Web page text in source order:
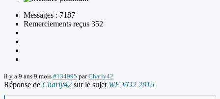
Messages : 7187
Remerciements reçus 352
il y a 9 ans 9 mois #134995 parCharly42
Réponse de Charly42 sur le sujet WE VO2 2016